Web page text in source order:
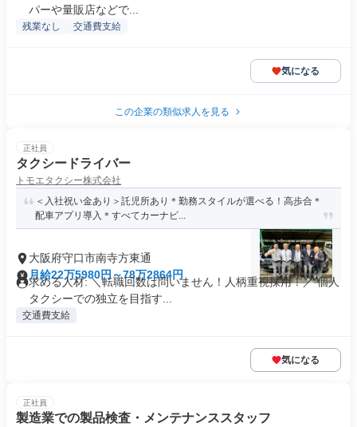
パーや量販店などで...
残業なし 交通費支給
気になる
この企業の類似求人を見る
正社員
タクシードライバー
トモエタクシー株式会社
＜入社祝い金あり＞託児所あり＊勤務スタイルが選べる！高歩合＊
配車アプリ導入＊すべてカーナビ...
大阪府守口市南寺方東通
月給22万5980円～78万2864円
求める人材: ＼転職回数は問いません！人柄重視採用！／ 個⼈
タクシーでの独⽴を⽬指す...
交通費支給
気になる
正社員
製造業での製品検査・メンテナンススタッフ